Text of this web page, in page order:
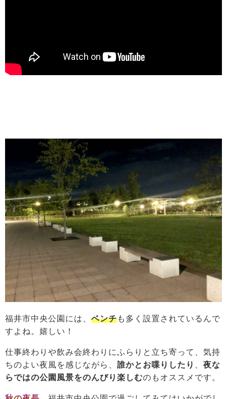
福井市中央公園には、 ベンチも多く設置されているんで
すよね。嬉しい！
仕事終わりや飲み会終わりにふらりと立ち寄って、気持
ちのよい夜風を感じながら、 誰かとお喋りしたり
夜な
らではの公園風景をのんびり楽しむのもオススメです。